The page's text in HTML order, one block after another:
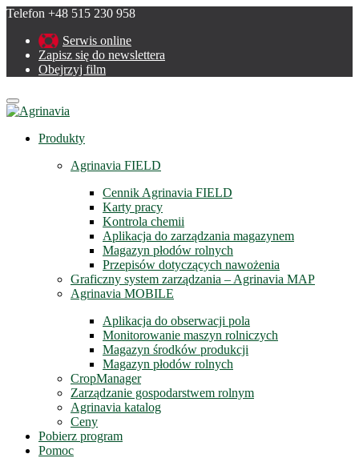
Telefon +48 515 230 958
Serwis online
Zapisz się do newslettera
Obejrzyj film
Menu
Produkty
Agrinavia FIELD
Cennik Agrinavia FIELD
Karty pracy
Kontrola chemii
Aplikacja do zarządzania magazynem
Magazyn płodów rolnych
Przepisów dotyczących nawożenia
Graficzny system zarządzania – Agrinavia MAP
Agrinavia MOBILE
Aplikacja do obserwacji pola
Monitorowanie maszyn rolniczych
Magazyn środków produkcji
Magazyn płodów rolnych
CropManager
Zarządzanie gospodarstwem rolnym
Agrinavia katalog
Ceny
Pobierz program
Pomoc